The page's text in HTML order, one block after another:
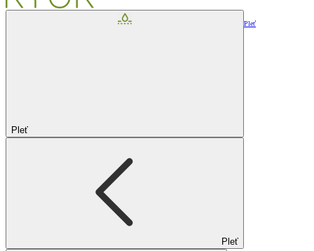
Pleť
Pleť
Pleť